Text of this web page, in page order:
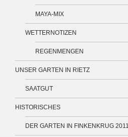
MAYA-MIX
WETTERNOTIZEN
REGENMENGEN
UNSER GARTEN IN RIETZ
SAATGUT
HISTORISCHES
DER GARTEN IN FINKENKRUG 2011